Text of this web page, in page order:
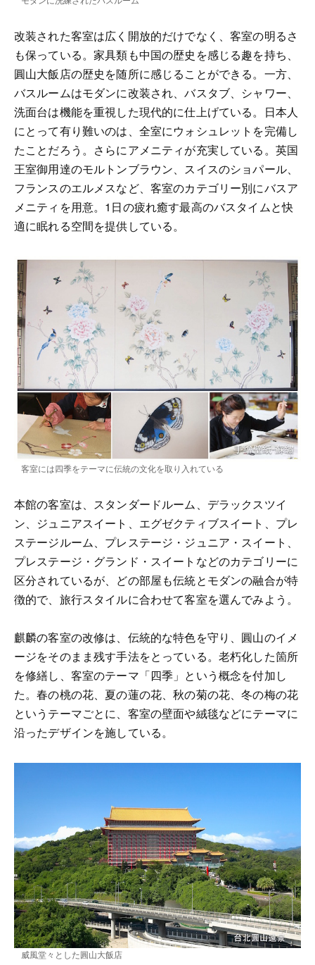
改装された客室は広く開放的だけでなく、客室の明るさ
も保っている。家具類も中国の歴史を感じる趣を持ち、
圓山大飯店の歴史を随所に感じることができる。一方、
バスルームはモダンに改装され、バスタブ、シャワー、
洗面台は機能を重視した現代的に仕上げている。日本人
にとって有り難いのは、全室にウォシュレットを完備し
たことだろう。さらにアメニティが充実している。英国
王室御用達のモルトンブラウン、スイスのショパール、
フランスのエルメスなど、客室のカテゴリー別にバスア
メニティを用意。1日の疲れ癒す最高のバスタイムと快
適に眠れる空間を提供している。
客室には四季をテーマに伝統の文化を取り入れている
本館の客室は、スタンダードルーム、デラックスツイ
ン、ジュニアスイート、エグゼクティブスイート、プレ
ステージルーム、プレステージ・ジュニア・スイート、
プレステージ・グランド・スイートなどのカテゴリーに
区分されているが、どの部屋も伝統とモダンの融合が特
徴的で、旅行スタイルに合わせて客室を選んでみよう。
麒麟の客室の改修は、伝統的な特色を守り、圓山のイメ
ージをそのまま残す手法をとっている。老朽化した箇所
を修繕し、客室のテーマ「四季」という概念を付加し
た。春の桃の花、夏の蓮の花、秋の菊の花、冬の梅の花
というテーマごとに、客室の壁面や絨毯などにテーマに
沿ったデザインを施している。
威風堂々とした圓山大飯店